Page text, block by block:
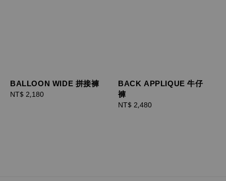
BALLOON WIDE 拼接褲
Regular
NT$ 2,180
BACK APPLIQUE 牛仔
褲
Regular
NT$ 2,480